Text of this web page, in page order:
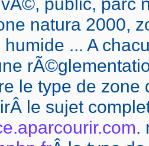
natura 2000,
... A
le type de zone
Â le sujet
.